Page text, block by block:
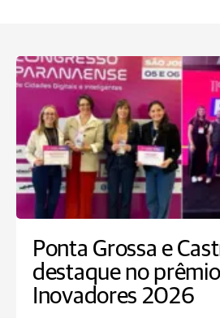
Ponta Grossa e
destaque no
Inovadores 2026